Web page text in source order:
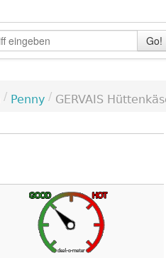
Go!
/ Penny / GERVAIS